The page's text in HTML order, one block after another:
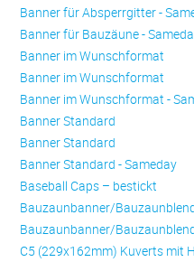
Banner für Absperrgitter -
Banner für Bauzäune -
Banner im Wunschformat
Banner im Wunschformat
Banner im Wunschformat -
Banner Standard
Banner Standard
Banner Standard - Sameday
Baseball Caps – bestickt
Bauzaunbanner/
Bauzaunbanner/
C5 (229x162mm) Kuverts mit